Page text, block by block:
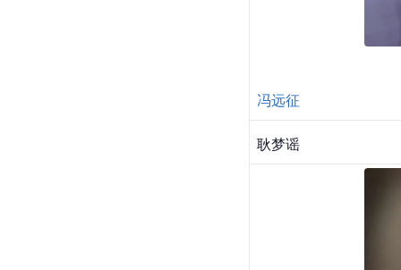
冯远征
耿梦谣